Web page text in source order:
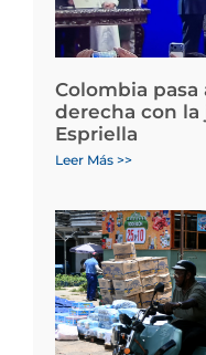
Colombia
derecha con
Espriella
Leer Más >>